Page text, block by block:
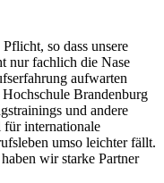
so dass unsere
nur fachlich die Nase
aufwarten
Brandenburg
und andere
für internationale
umso leichter fällt.
wir starke Partner